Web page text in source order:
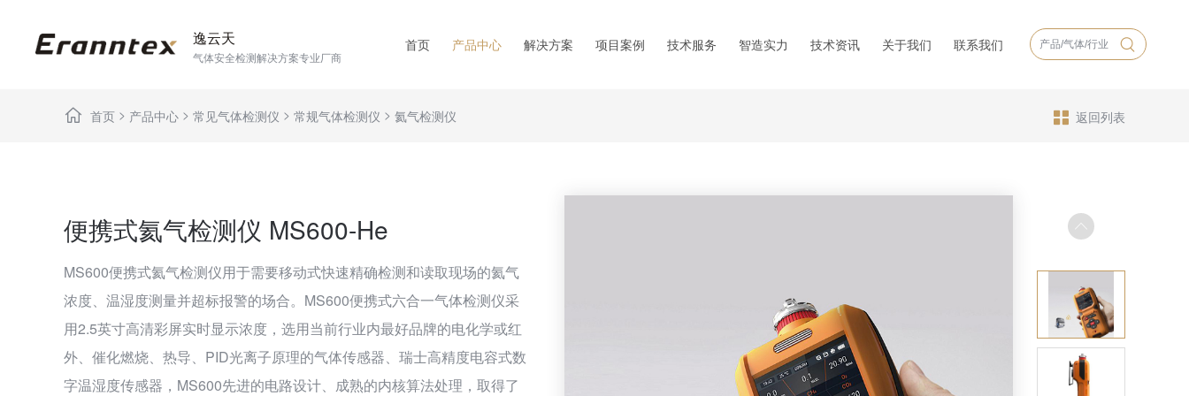
逸云天
气体安全检测解决方案专业厂商
首页 产品中心 解决方案 项目案例 技术服务 智造实力 技术资讯 关于我们 联系我们
首页 > 产品中心 > 常见气体检测仪 > 常规气体检测仪 > 氦气检测仪 返回列表
便携式氦气检测仪 MS600-He
MS600便携式氦气检测仪用于需要移动式快速精确检测和读取现场的氦气
浓度、温湿度测量并超标报警的场合。MS600便携式六合一气体检测仪采
用2.5英寸高清彩屏实时显示浓度，选用当前行业内最好品牌的电化学或红
外、催化燃烧、热导、PID光离子原理的气体传感器、瑞士高精度电容式数
字温湿度传感器，MS600先进的电路设计、成熟的内核算法处理，取得了